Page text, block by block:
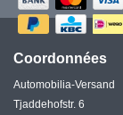
Coordonnées
Automobilia-Versand
Tjaddehofstr. 6